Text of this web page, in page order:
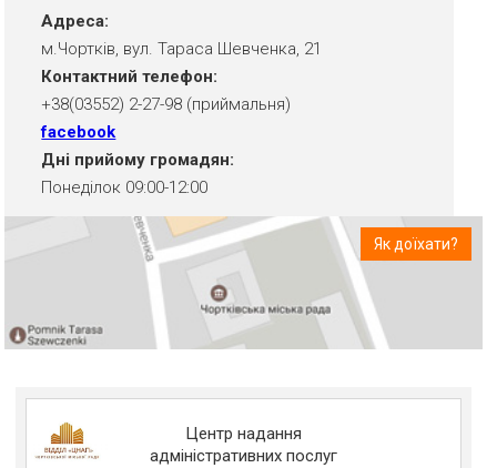
Адреса:
м.Чортків, вул. Тараса Шевченка, 21
Контактний телефон:
+38(03552) 2-27-98 (приймальня)
facebook
Дні прийому громадян:
Понеділок 09:00-12:00
Як доїхати?
Центр надання
адміністративних послуг